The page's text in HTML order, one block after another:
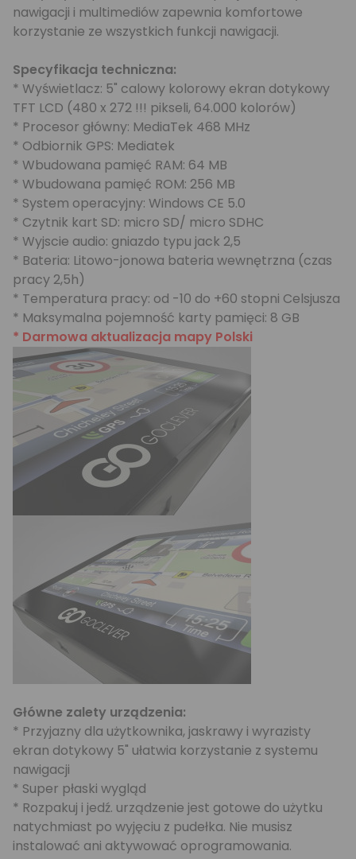
nawigacji i multimediów zapewnia komfortowe
korzystanie ze wszystkich funkcji nawigacji.
Specyfikacja techniczna:
* Wyświetlacz: 5" calowy kolorowy ekran dotykowy
TFT LCD (480 x 272 !!! pikseli, 64.000 kolorów)
* Procesor główny: MediaTek 468 MHz
* Odbiornik GPS: Mediatek
* Wbudowana pamięć RAM: 64 MB
* Wbudowana pamięć ROM: 256 MB
* System operacyjny: Windows CE 5.0
* Czytnik kart SD: micro SD/ micro SDHC
* Wyjscie audio: gniazdo typu jack 2,5
* Bateria: Litowo-jonowa bateria wewnętrzna (czas
pracy 2,5h)
* Temperatura pracy: od -10 do +60 stopni Celsjusza
* Maksymalna pojemność karty pamięci: 8 GB
* Darmowa aktualizacja mapy Polski
Główne zalety urządzenia:
* Przyjazny dla użytkownika, jaskrawy i wyrazisty
ekran dotykowy 5" ułatwia korzystanie z systemu
nawigacji
* Super płaski wygląd
* Rozpakuj i jedź. urządzenie jest gotowe do użytku
natychmiast po wyjęciu z pudełka. Nie musisz
instalować ani aktywować oprogramowania.